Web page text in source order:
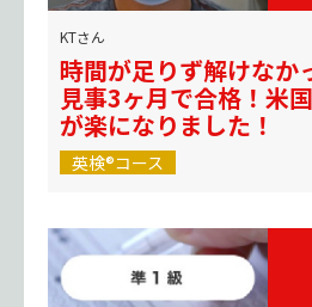
KTさん
時間が足りず解けなか
見事3ヶ月で合格！米
が楽になりました！
英検®コース